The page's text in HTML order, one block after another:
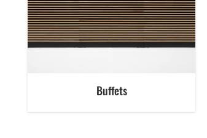
Buffets